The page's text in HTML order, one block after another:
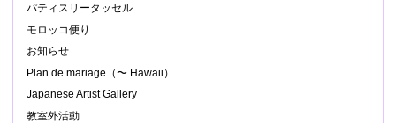
パティスリータッセル
モロッコ便り
お知らせ
Plan de mariage（〜 Hawaii）
Japanese Artist Gallery
教室外活動